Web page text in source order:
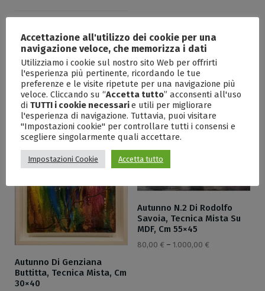
Gatta, Ceramica Raku, Cm
17x18x16
80,00€–1.200,00€
Autunno Di Genziana
Buttitta, Tecnica Mista, Cm
30×40
Autunno N.2 Di Rodolfo
Savoia, Tecnica Mista Su
MDF, Cm 55×45
80,00 € – 1.000,00 €
Accettazione all'utilizzo dei cookie per una
navigazione veloce, che memorizza i dati
Utilizziamo i cookie sul nostro sito Web per offrirti
l'esperienza più pertinente, ricordando le tue
preferenze e le visite ripetute per una navigazione più
veloce. Cliccando su “Accetta tutto” acconsenti all'uso
di TUTTI i cookie necessarie utili per migliorare
l'esperienza di navigazione. Tuttavia, puoi visitare
"Impostazioni cookie" per controllare tutti i consensi e
scegliere singolarmente quali accettare.
Impostazioni Cookie Accetta tutto